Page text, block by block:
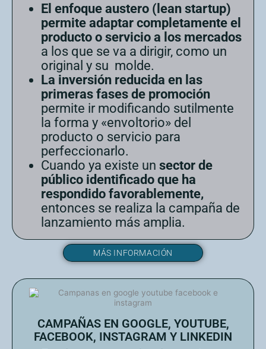
El enfoque austero (lean startup)
permite adaptar completamente el
producto o servicio a los mercados
a los que se va a dirigir, como un
original y su molde.
La inversión reducida en las
primeras fases de promoción
permite ir modificando sutilmente
la forma y «envoltorio» del
producto o servicio para
perfeccionarlo.
Cuando ya existe un sector de
público identificado que ha
respondido favorablemente,
entonces se realiza la campaña de
lanzamiento más amplia.
MÁS INFORMACIÓN
CAMPAÑAS EN GOOGLE, YOUTUBE,
FACEBOOK, INSTAGRAM Y LINKEDIN